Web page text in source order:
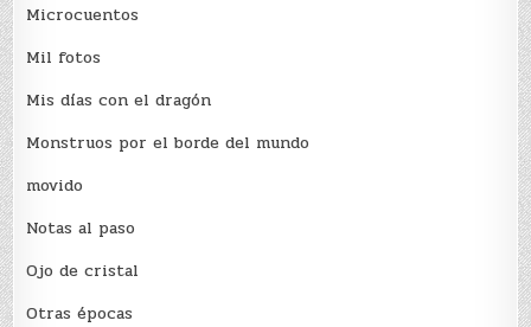
Microcuentos
Mil fotos
Mis días con el dragón
Monstruos por el borde del mundo
movido
Notas al paso
Ojo de cristal
Otras épocas